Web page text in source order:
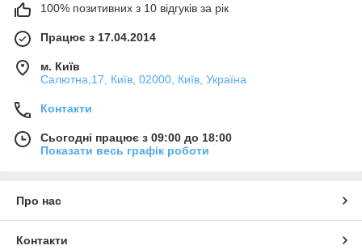
100% позитивних з 10 відгуків за рік
Працює з 17.04.2014
м. Київ
Салютна,17, Київ, 02000, Київ, Україна
Контакти
Сьогодні працює з 09:00 до 18:00
Показати весь графік роботи
Про нас
Контакти